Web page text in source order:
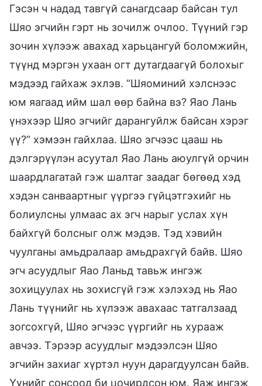
Гэсэн ч надад тавгүй санагдсаар байсан тул
Шяо эгчийн гэрт нь зочилж очлоо. Түүний гэр
зочин хүлээж авахад харьцангуй боломжийн,
түүнд мэргэн ухаан огт дутагдаагүй болохыг
мэдээд гайхаж эхлэв. “Шяоминий хэлснээс
юм яагаад ийм шал өөр байна вэ? Яао Лань
үнэхээр Шяо эгчийг дарангуйлж байсан хэрэг
үү?” хэмээн гайхлаа. Шяо эгчээс цааш нь
дэлгэрүүлэн асуутал Яао Лань аюулгүй орчин
шаардлагатай гэж шалтаг заадаг бөгөөд хэд
хэдэн санваартныг үүргээ гүйцэтгэхийг нь
болиулсны улмаас ах эгч нарыг услах хүн
байхгүй болсныг олж мэдэв. Тэд хэвийн
чуулганы амьдралаар амьдрахгүй байв. Шяо
эгч асуудлыг Яао Ланьд тавьж ингэж
зохицуулах нь зохисгүй гэж хэлэхэд нь Яао
Лань түүнийг нь хүлээж авахаас татгалзаад
зогсохгүй, Шяо эгчээс үүргийг нь хурааж
авчээ. Тэрээр асуудлыг мэдээлсэн Шяо
эгчийн захиаг хүртэл нуун дарагдуулсан байв.
Үүнийг сонсоод би цочирдсон юм. Яаж ингэж